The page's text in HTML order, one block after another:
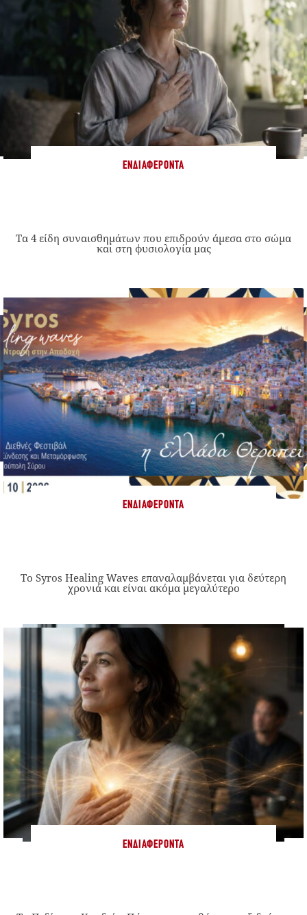
ΕΝΔΙΑΦΈΡΟΝΤΑ
Τα 4 είδη συναισθημάτων που επιδρούν άμεσα στο σώμα
και στη φυσιολογία μας
ΕΝΔΙΑΦΈΡΟΝΤΑ
Το Syros Healing Waves επαναλαμβάνεται για δεύτερη
χρονιά και είναι ακόμα μεγαλύτερο
ΕΝΔΙΑΦΈΡΟΝΤΑ